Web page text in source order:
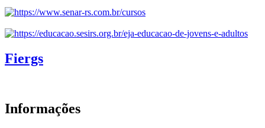
Fiergs
Informações